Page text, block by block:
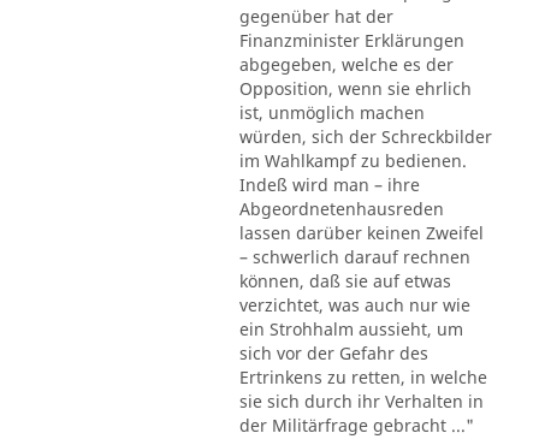
gegenüber hat der
Finanzminister Erklärungen
abgegeben, welche es der
Opposition, wenn sie ehrlich
ist, unmöglich machen
würden, sich der Schreckbilder
im Wahlkampf zu bedienen.
Indeß wird man – ihre
Abgeordnetenhausreden
lassen darüber keinen Zweifel
– schwerlich darauf rechnen
können, daß sie auf etwas
verzichtet, was auch nur wie
ein Strohhalm aussieht, um
sich vor der Gefahr des
Ertrinkens zu retten, in welche
sie sich durch ihr Verhalten in
der Militärfrage gebracht ..."